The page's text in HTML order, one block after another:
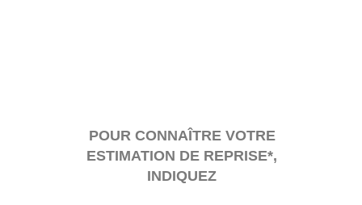
POUR CONNAÎTRE VOTRE
ESTIMATION DE REPRISE*,
INDIQUEZ